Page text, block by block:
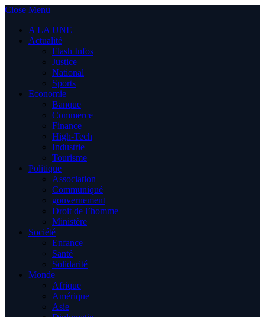
Close Menu
A LA UNE
Actualité
Flash Infos
Justice
National
Sports
Economie
Banque
Commerce
Finance
High-Tech
Industrie
Tourisme
Politique
Association
Communiqué
gouvernement
Droit de l’homme
Ministère
Société
Enfance
Santé
Solidarité
Monde
Afrique
Amérique
Asie